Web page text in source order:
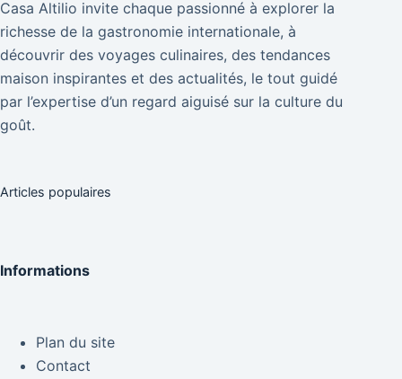
Casa Altilio invite chaque passionné à explorer la
richesse de la gastronomie internationale, à
découvrir des voyages culinaires, des tendances
maison inspirantes et des actualités, le tout guidé
par l’expertise d’un regard aiguisé sur la culture du
goût.
Articles populaires
Informations
Plan du site
Contact